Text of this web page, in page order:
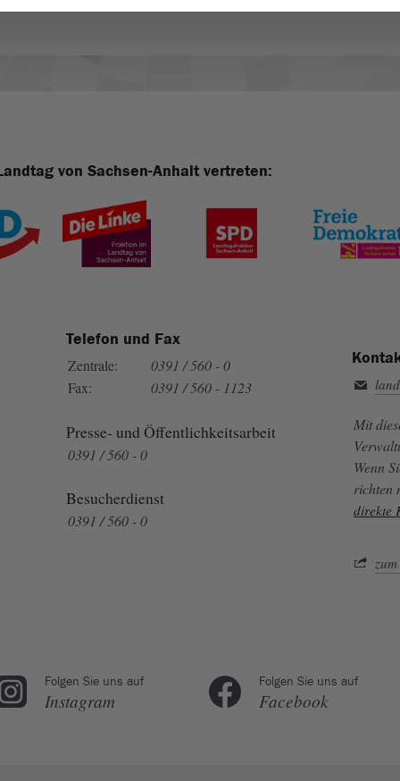
von Sachsen-Anhalt vertreten:
Telefon und Fax
Zentrale:
0391 / 560 - 0
Fax:
0391 / 560 - 1123
Presse- und Öffentlichkeitsarbeit
0391 / 560 - 0
Besucherdienst
0391 / 560 - 0
Mit
Wenn
richten
direkte
Folgen Sie uns auf
Instagram
Folgen Sie uns auf
Facebook